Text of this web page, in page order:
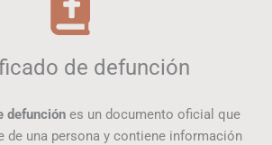
de defunción
defunciónes un documento oficial que
de una persona y contiene información